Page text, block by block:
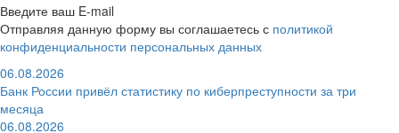
Введите ваш E-mail
Отправляя данную форму вы соглашаетесь с политикой
конфиденциальности персональных данных
06.08.2026
Банк России привёл статистику по киберпреступности за три
месяца
06.08.2026